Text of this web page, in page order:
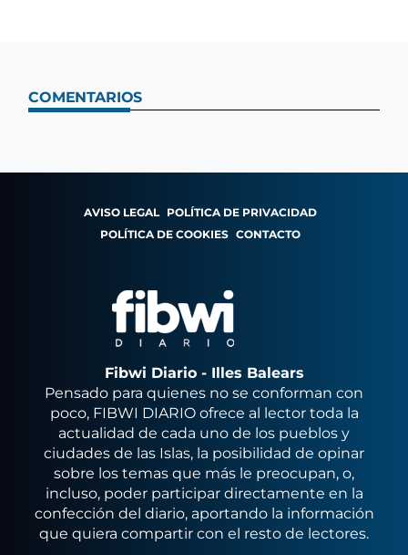
COMENTARIOS
AVISO LEGAL POLÍTICA DE PRIVACIDAD
POLÍTICA DE COOKIES CONTACTO
Fibwi Diario - Illes Balears
Pensado para quienes no se conforman con
poco, FIBWI DIARIO ofrece al lector toda la
actualidad de cada uno de los pueblos y
ciudades de las Islas, la posibilidad de opinar
sobre los temas que más le preocupan, o,
incluso, poder participar directamente en la
confección del diario, aportando la información
que quiera compartir con el resto de lectores.